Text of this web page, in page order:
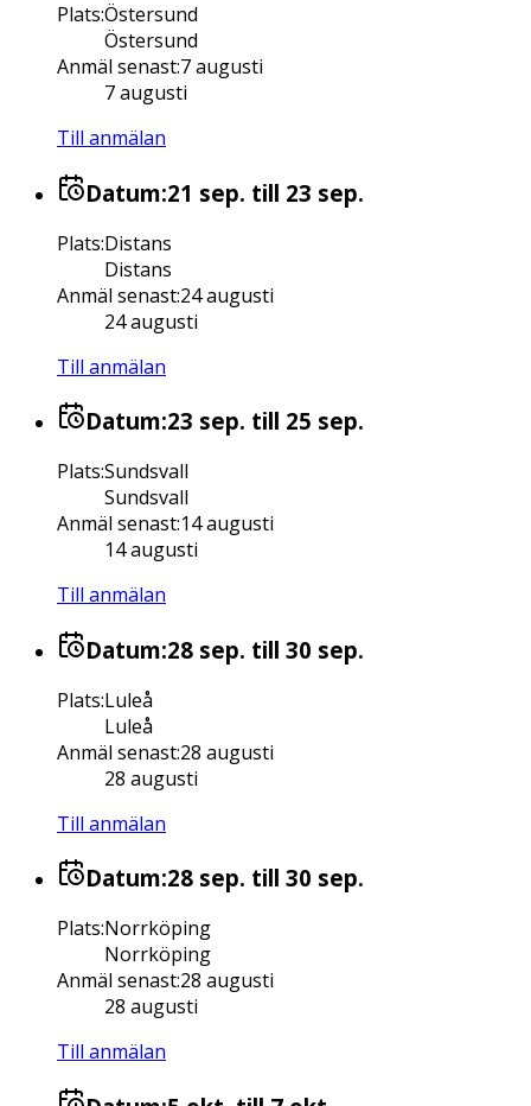
Plats:Östersund
Östersund
Anmäl senast:7 augusti
7 augusti
Till anmälan
Datum:21 sep. till 23 sep.
Plats:Distans
Distans
Anmäl senast:24 augusti
24 augusti
Till anmälan
Datum:23 sep. till 25 sep.
Plats:Sundsvall
Sundsvall
Anmäl senast:14 augusti
14 augusti
Till anmälan
Datum:28 sep. till 30 sep.
Plats:Luleå
Luleå
Anmäl senast:28 augusti
28 augusti
Till anmälan
Datum:28 sep. till 30 sep.
Plats:Norrköping
Norrköping
Anmäl senast:28 augusti
28 augusti
Till anmälan